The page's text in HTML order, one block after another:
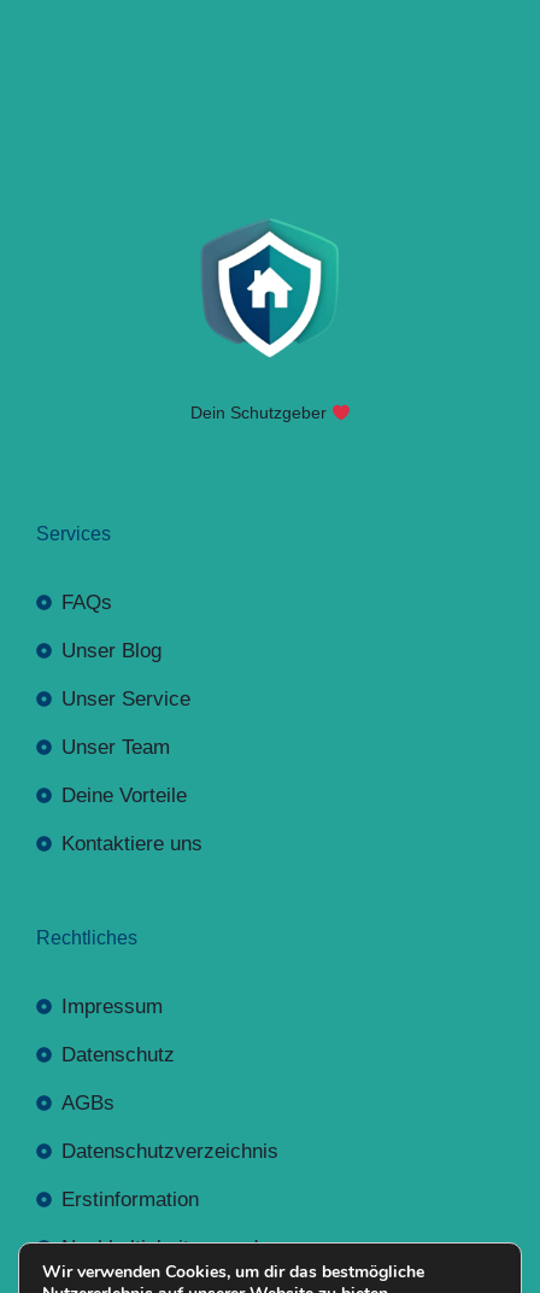
Dein Schutzgeber
Services
FAQs
Unser Blog
Unser Service
Unser Team
Deine Vorteile
Kontaktiere uns
Rechtliches
Impressum
Datenschutz
AGBs
Datenschutzverzeichnis
Erstinformation
Nachhaltigkeitsverordnung
Wir verwenden Cookies, um dir das bestmögliche